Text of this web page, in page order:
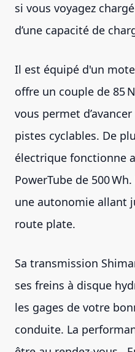
si vous voyagez
d’une capacité de
Il est équipé d'un
offre un couple de 85
vous permet
pistes cyclables. De
électrique fonctionne
PowerTube de 500
une autonomie allant
route plate.
Sa transmission
ses freins à disque
les gages de votre
conduite. La